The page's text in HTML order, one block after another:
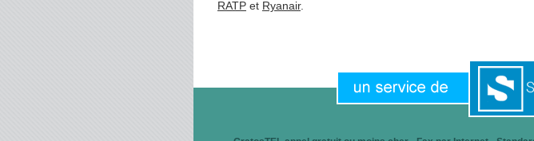
RATP et Ryanair.